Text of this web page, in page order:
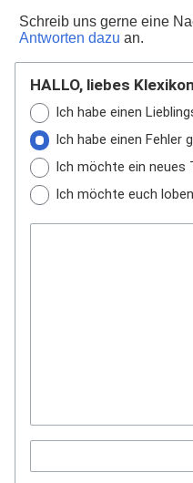
Schreib uns gerne eine
Antworten dazu an.
HALLO, liebes
Ich habe einen
Ich habe einen Fehler
Ich möchte ein neues
Ich möchte euch